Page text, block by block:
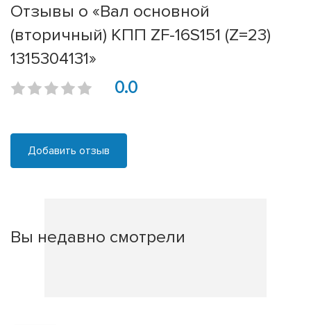
Отзывы о «Вал основной
(вторичный) КПП ZF-16S151 (Z=23)
1315304131»
0.0
Добавить отзыв
Вы недавно смотрели